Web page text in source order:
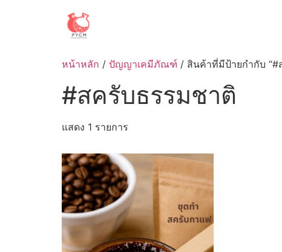
หน้าหลัก / ปัญญาเคมีภัณฑ์ / สินค้าที่มีป้ายกำกับ “#
#สครับธรรมชาติ
แสดง 1 รายการ